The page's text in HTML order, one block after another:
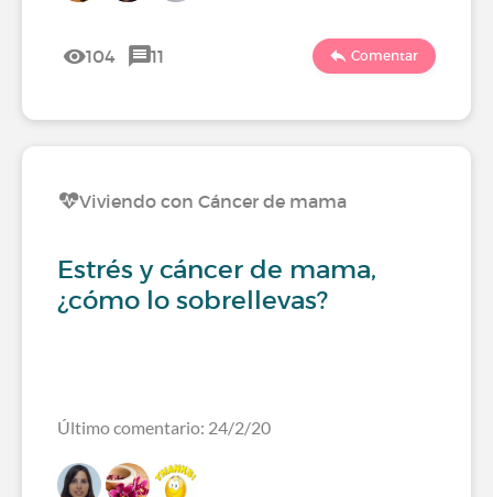
104 11 Comentar
Viviendo con Cáncer de mama
Estrés y cáncer de mama,
¿cómo lo sobrellevas?
Último comentario: 24/2/20